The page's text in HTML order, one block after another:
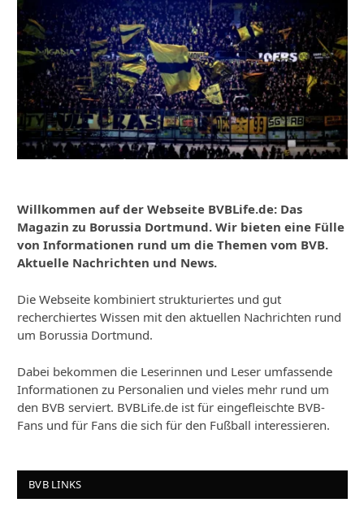
Willkommen auf der Webseite BVBLife.de: Das
Magazin zu Borussia Dortmund. Wir bieten eine Fülle
von Informationen rund um die Themen vom BVB.
Aktuelle Nachrichten und News.
Die Webseite kombiniert strukturiertes und gut
recherchiertes Wissen mit den aktuellen Nachrichten rund
um Borussia Dortmund.
Dabei bekommen die Leserinnen und Leser umfassende
Informationen zu Personalien und vieles mehr rund um
den BVB serviert. BVBLife.de ist für eingefleischte BVB-
Fans und für Fans die sich für den Fußball interessieren.
BVB LINKS